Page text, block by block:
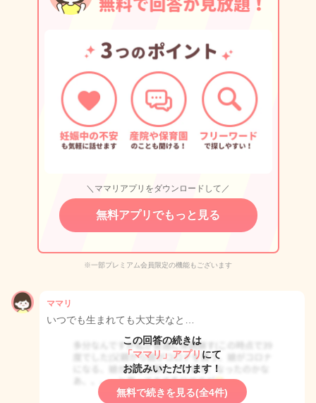
＼ママリアプリをダウンロードして／
無料アプリでもっと見る
※一部プレミアム会員限定の機能もございます
ママリ
いつでも生まれても大丈夫なと…
この回答の続きは
「ママリ」アプリ にて
お読みいただけます！
無料で続きを見る(全4件)